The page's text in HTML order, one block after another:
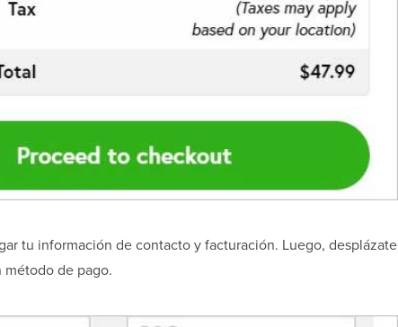
tu información de contacto y facturación. Luego, desplázate
método de pago.